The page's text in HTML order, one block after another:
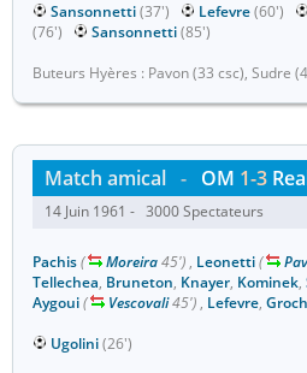
Sansonnetti(37') Lefevre(60')
(76')
Sansonnetti(85')
Buteurs Hyères : Pavon (33 csc), Sudre
Match amical - OM 1-3
14 Juin 1961 - 3000 Spectateurs
Pachis( Moreira45') , Leonetti(
Tellechea, Bruneton, Knayer, Kominek,
Aygoui( Vescovali45') , Lefevre,
Ugolini(26')